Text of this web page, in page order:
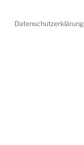
Datenschutzerklärung